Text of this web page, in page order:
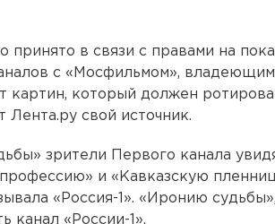
принято в связи с правами на
с «Мосфильмом»,
картин, который должен
Лента.ру свой источник.
зрители Первого канала
и «Кавказскую
«Россия-1». «Иронию
канал «России-1».